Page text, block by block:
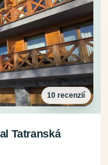
10 recenzií
Tatranská